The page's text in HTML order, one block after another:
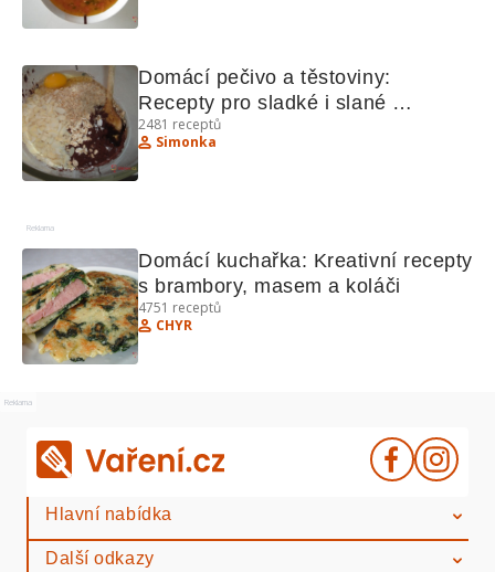
Domácí pečivo a těstoviny:
Recepty pro sladké i slané
pochoutky
2481 receptů
Simonka
Reklama
Domácí kuchařka: Kreativní recepty
s brambory, masem a koláči
4751 receptů
CHYR
Reklama
Hlavní nabídka
Další odkazy